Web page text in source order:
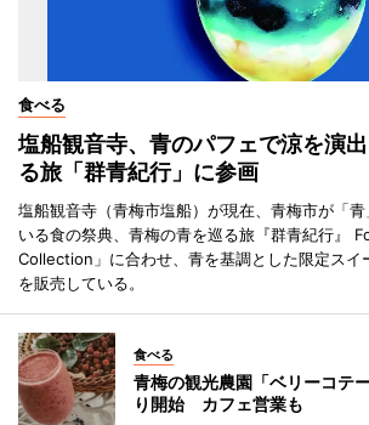
食べる
塩船観音寺、青のパフェで涼を演
る旅「群青紀行」に参画
塩船観音寺（青梅市塩船）が現在、青梅市が「
いる食の祭典、青梅の青を巡る旅『群青紀行』
Collection」に合わせ、青を基調とした限定スイ
を販売している。
食べる
青梅の観光農園「ベリーコテ
り開始 カフェ営業も